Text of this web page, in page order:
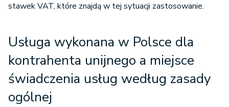
stawek VAT, które znajdą w tej sytuacji zastosowanie.
Usługa wykonana w Polsce dla
kontrahenta unijnego a miejsce
świadczenia usług według zasady
ogólnej